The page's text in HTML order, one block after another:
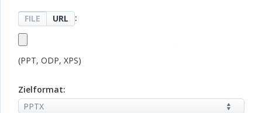
FILE URL :
(PPT, ODP, XPS)
Zielformat: